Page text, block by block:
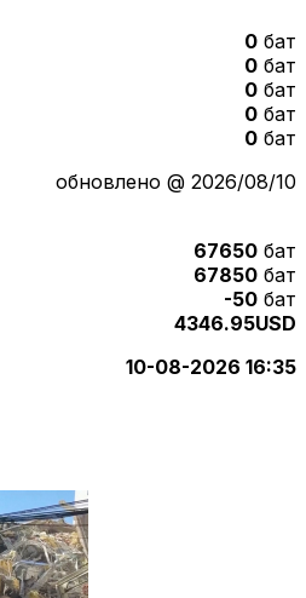
0 бат
0 бат
0 бат
0 бат
0 бат
обновлено @ 2026/08/10
67650 бат
67850 бат
-50 бат
4346.95USD
10-08-2026 16:35